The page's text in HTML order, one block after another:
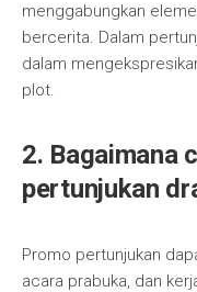
menggabungkan
bercerita. Dalam
dalam
plot.
2. Bagaimana
pertunjukan
Promo pertunjukan
acara prabuka, dan